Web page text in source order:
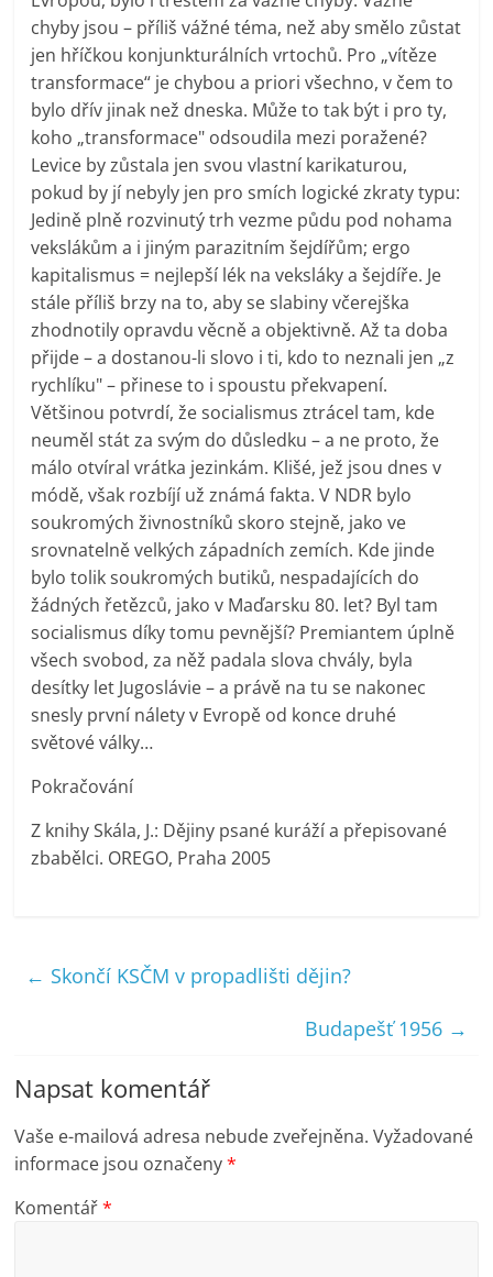
chyby jsou – příliš vážné téma, než aby smělo zůstat
jen hříčkou konjunkturálních vrtochů. Pro „vítěze
transformace“ je chybou a priori všechno, v čem to
bylo dřív jinak než dneska. Může to tak být i pro ty,
koho „transformace" odsoudila mezi poražené?
Levice by zůstala jen svou vlastní karikaturou,
pokud by jí nebyly jen pro smích logické zkraty typu:
Jedině plně rozvinutý trh vezme půdu pod nohama
vekslákům a i jiným parazitním šejdířům; ergo
kapitalismus = nejlepší lék na veksláky a šejdíře. Je
stále příliš brzy na to, aby se slabiny včerejška
zhodnotily opravdu věcně a objektivně. Až ta doba
přijde – a dostanou-li slovo i ti, kdo to neznali jen „z
rychlíku" – přinese to i spoustu překvapení.
Většinou potvrdí, že socialismus ztrácel tam, kde
neuměl stát za svým do důsledku – a ne proto, že
málo otvíral vrátka jezinkám. Klišé, jež jsou dnes v
módě, však rozbíjí už známá fakta. V NDR bylo
soukromých živnostníků skoro stejně, jako ve
srovnatelně velkých západních zemích. Kde jinde
bylo tolik soukromých butiků, nespadajících do
žádných řetězců, jako v Maďarsku 80. let? Byl tam
socialismus díky tomu pevnější? Premiantem úplně
všech svobod, za něž padala slova chvály, byla
desítky let Jugoslávie – a právě na tu se nakonec
snesly první nálety v Evropě od konce druhé
světové války…
Pokračování
Z knihy Skála, J.: Dějiny psané kuráží a přepisované
zbabělci. OREGO, Praha 2005
← Skončí KSČM v propadlišti dějin?
Budapešť 1956 →
Napsat komentář
Vaše e-mailová adresa nebude zveřejněna. Vyžadované
informace jsou označeny*
Komentář*